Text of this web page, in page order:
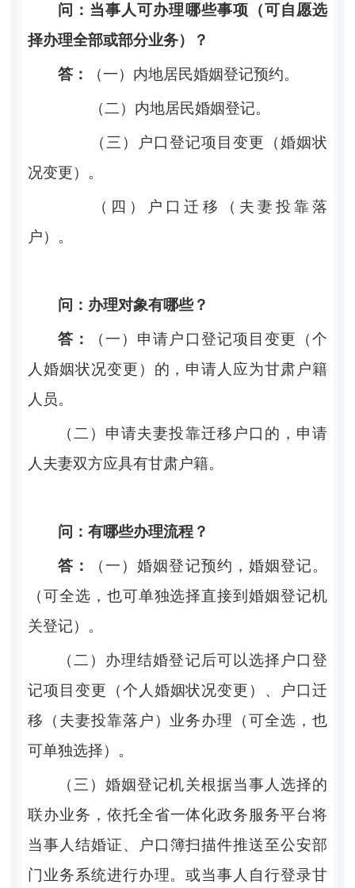
问： 当事人可办理 哪些事项（可自愿选
择办理全部或部分业务）
？
答： （一） 内地居民婚姻登记预约。
（二） 内地居民婚姻登记。
（三）户口登记项目变更（婚姻状
况变更）。
（四）户 口迁移（夫妻投靠落
户）。
问： 办理对象有哪些？
答： （一） 申请户口登记项目变更（个
人婚姻状况变更）的， 申请人应为甘肃户籍
人员。
（二） 申请夫妻投靠迁移户口的，申请
人夫妻双方应具有甘肃户籍。
问： 有哪些办理流程？
答：
（一）婚姻登记预约，婚姻登记。
（可全选，也可单独选择直接到婚姻登记机
关登记）。
（二）办理结婚登记后可以选择户口登
记项目变更（个人 婚姻状况变更）、户口迁
移（夫妻投靠落户）业务办理（可全选，也
可单独选择）。
（三）婚姻登记机关根据当事人选择的
联办业务，依托全省一体化政务服务平台将
当事人结婚证、户口簿扫描件推送至公安部
门业务系统进行办理。或当事人自行登录甘